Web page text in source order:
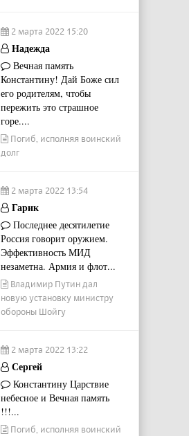
2 марта 2022 15:20
Надежда
Вечная память
Константину! Дай Боже сил
его родителям, чтобы
пережить это страшное
горе....
Погиб, исполняя воинский
долг
2 марта 2022 13:54
Гарик
Последнее десятилетие
Россия говорит оружием.
Эффективность МИД
незаметна. Армия и флот...
Владимир Путин дал
новую установку министру
обороны Шойгу
2 марта 2022 13:22
Сергей
Константину Царствие
небесное и Вечная память
!!!...
Погиб, исполняя воинский